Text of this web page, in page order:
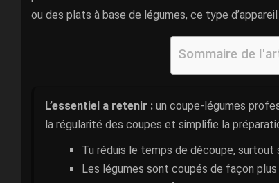
ou des plats à base de légumes, ce type
Sommaire de
L’essentiel a retenir : un coupe-légumes
la régularité des coupes et simplifie la
Tu réduis le temps de découpe, surtout
Les légumes sont coupés de façon plus